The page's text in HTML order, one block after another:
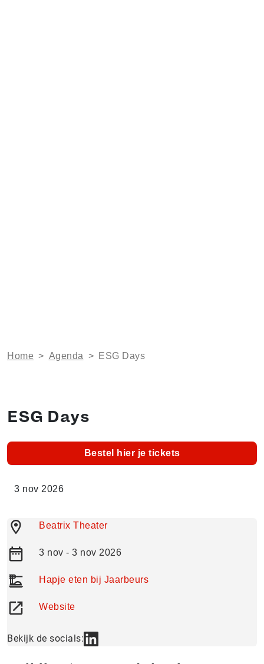
Home > Agenda > ESG Days
ESG Days
Bestel hier je tickets
3 nov 2026
Beatrix Theater
3 nov - 3 nov 2026
Hapje eten bij Jaarbeurs
Website
Bekijk de socials: